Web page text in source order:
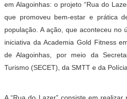
em Alagoinhas: o projeto “Rua do
que promoveu bem-estar e prática
população. A ação, que aconteceu no
iniciativa da Academia Gold Fitness
de Alagoinhas, por meio da
Turismo (SECET), da SMTT e da